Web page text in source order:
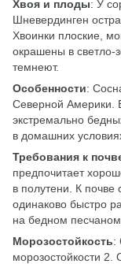
Хвоя и плоды: У
Шневердинген
Хвоинки плоские,
окрашены в светло-
темнеют.
Особенности:
Северной Америки.
экстремально
в домашних
Требования к
предпочитает
в полутени. К почве
одинаково быстро
на бедном песчаном
Морозостойкость:
морозостойкости 2.